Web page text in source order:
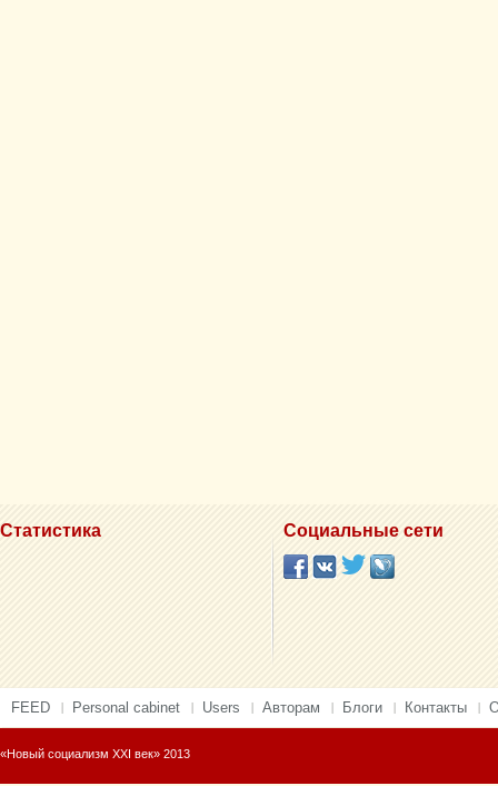
Статистика Социальные сети
FEED Personal cabinet Users Авторам Блоги Контакты
«Новый социализм XXI век» 2013